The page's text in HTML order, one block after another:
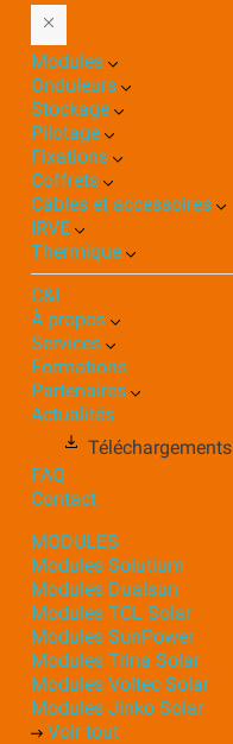
Modules
Onduleurs
Stockage
Pilotage
Fixations
Coffrets
Câbles et accessoires
IRVE
Thermique
C&I
À propos
Services
Formations
Partenaires
Actualités
Téléchargements
FAQ
Contact
MODULES
Modules Solutium
Modules Dualsun
Modules TCL Solar
Modules SunPower
Modules Trina Solar
Modules Voltec Solar
Modules Jinko Solar
Voir tout